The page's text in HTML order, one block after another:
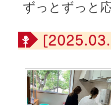
ずっとずっと